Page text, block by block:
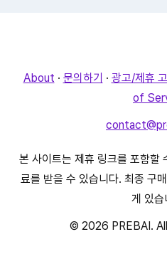
About · 문의하기 · 광고/제휴
of
본 사이트는 제휴 링크를 포함할
료를 받을 수 있습니다. 최종 구
게 있습
© 2026 PREBAI.